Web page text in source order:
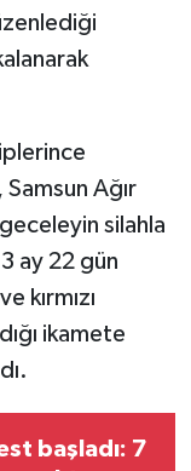
Ağır
silahla
ay 22 gün
kırmızı
ikamete
başladı: 7